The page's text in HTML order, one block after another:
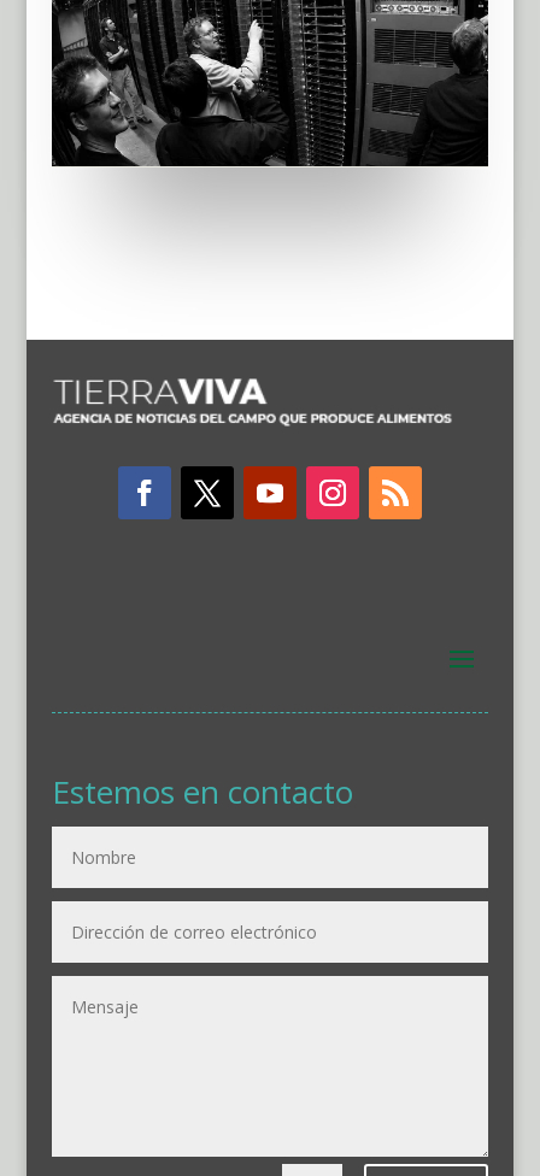
Estemos en contacto